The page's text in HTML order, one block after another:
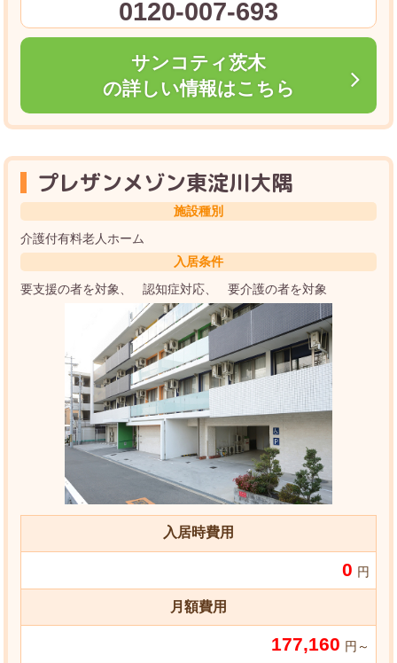
0120-007-693
サンコティ茨木
の詳しい情報はこちら
プレザンメゾン東淀川大隅
施設種別
介護付有料老人ホーム
入居条件
要支援の者を対象
認知症対応 要介護の者を対象
入居時費用
0 円
月額費用
177,160 円～